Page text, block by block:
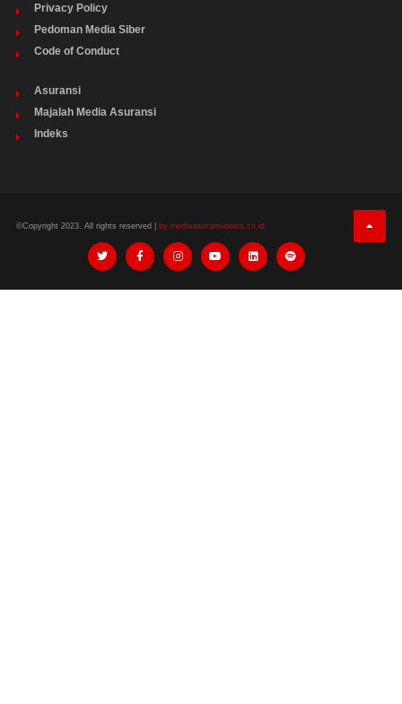
Privacy Policy
Pedoman Media Siber
Code of Conduct
Asuransi
Majalah Media Asuransi
Indeks
©Copyright 2023. All rights reserved | by mediaasuransinews.co.id.